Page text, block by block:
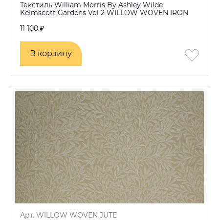
Текстиль William Morris By Ashley Wilde
Kelmscott Gardens Vol 2 WILLOW WOVEN IRON
11 100 ₽
В корзину
В корзину
Арт. WILLOW WOVEN JUTE